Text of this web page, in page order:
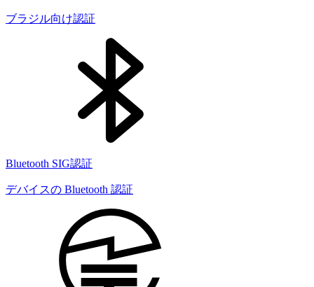
ブラジル向け認証
Bluetooth SIG認証
デバイスの Bluetooth 認証